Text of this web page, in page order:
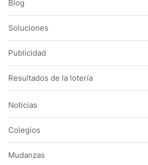
Blog
Soluciones
Publicidad
Resultados de la lotería
Noticias
Colegios
Mudanzas